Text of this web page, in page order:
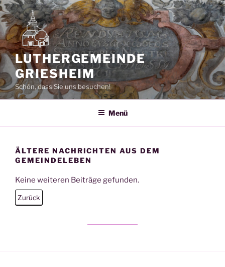
Zum
Inhalt
springen
LUTHERGEMEINDE
GRIESHEIM
Schön, dass Sie uns besuchen!
Menü
ÄLTERE NACHRICHTEN AUS DEM
GEMEINDELEBEN
Keine weiteren Beiträge gefunden.
Zurück